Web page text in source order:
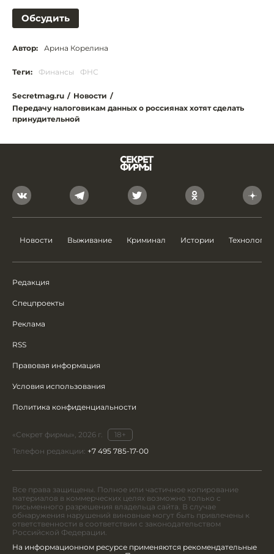
Обсудить
Автор: Арина Корелина
Теги: Финансы ФНС
Secretmag.ru / Новости /
Передачу налоговикам данных о россиянах хотят сделать
принудительной
Новости Выживание Криминал Истории Технологии
Редакция
Спецпроекты
Реклама
RSS
Правовая информация
Условия использования
Политика конфиденциальности
«Секрет фирмы», 2026 г.
18+
Телефон редакции: +7 495 785-17-00
Все права защищены. Полное или частичное копирование
материалов в коммерческих целях возможно только с
письменного разрешения владельца сайта. В случае
обнаружения нарушений виновные могут быть привлечены к
ответственности в соответствии с законодательством
Российской Федерации.
На информационном ресурсе применяются рекомендательные